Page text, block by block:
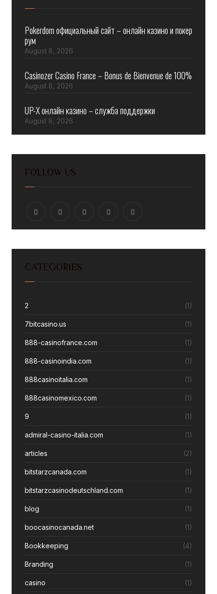
Pokerdom официальный сайт – онлайн казино и покер
рум
August 8, 2026
Casinozer Casino France – Bonus de Bienvenue de 100%
August 8, 2026
UP-X онлайн казино – служба поддержки
August 8, 2026
FOLLOW US
CATEGORIES
2 (1)
7bitcasino.us (1)
888-casinofrance.com (1)
888-casinoindia.com (1)
888casinoitalia.com (1)
888casinomexico.com (1)
9 (1)
admiral-casino-italia.com (1)
articles (2)
bitstarzcanada.com (1)
bitstarzcasinodeutschland.com (1)
blog (1)
boocasinocanada.net (1)
Bookkeeping (4)
Branding (1)
casino (1)